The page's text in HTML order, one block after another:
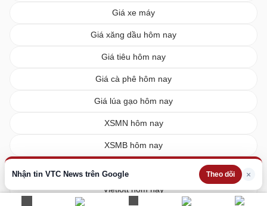
Nhận tin VTC News trên Google Theo dõi ×
Giá xe máy
Giá xăng dầu hôm nay
Giá tiêu hôm nay
Giá cà phê hôm nay
Giá lúa gạo hôm nay
XSMN hôm nay
XSMB hôm nay
Vietlott hôm nay